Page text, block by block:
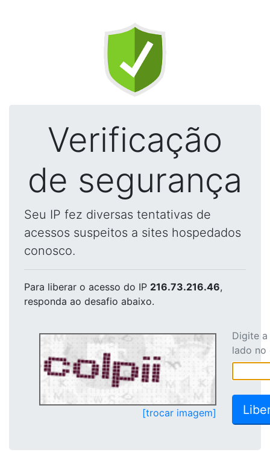
Verificação
de segurança
Seu IP fez diversas tentativas de
acessos suspeitos a sites hospedados
conosco.
Para liberar o acesso do IP 216.73.216.46,
responda ao desafio abaixo.
[trocar imagem]
Digite
lado no